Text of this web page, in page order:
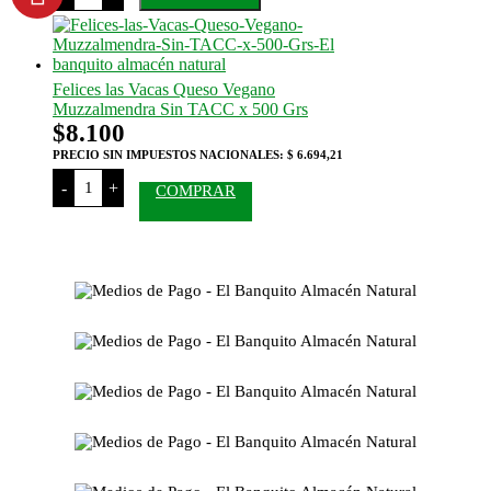
hasta
$7.500
Leche
de
Almendras
Sin
TACC
cantidad
Este
producto
tiene
varias
variantes.
Las
opciones
se
pueden
elegir
en
producto
Felices las Vacas Queso Vegano
Muzzalmendra Sin TACC x 500 Grs
$8.100
PRECIO SIN IMPUESTOS NACIONALES: $ 6.694,21
-
Felices
las
Vacas
TACC
Grs
+ COMPRAR